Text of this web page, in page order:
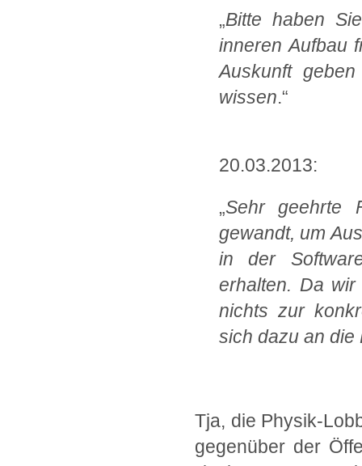
„Bitte haben
inneren Aufbau
Auskunft
wissen.“
20.03.2013:
„Sehr geehrte
gewandt, um
in der
erhalten. Da
nichts zur
sich dazu an die
Tja, die Physik-
gegenüber der